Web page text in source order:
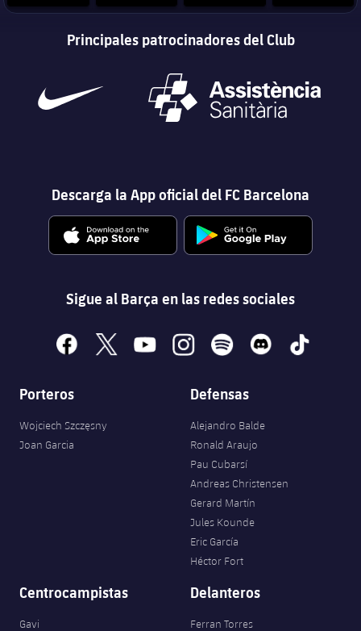
Principales patrocinadores del Club
Descarga la App oficial del FC Barcelona
Sigue al Barça en las redes sociales
facebook
x youtubeinstagramspotify discord tiktok
Porteros
Wojciech Szczęsny
Joan Garcia
Defensas
Alejandro Balde
Ronald Araujo
Pau Cubarsí
Andreas Christensen
Gerard Martín
Jules Kounde
Eric García
Héctor Fort
Centrocampistas
Gavi
Delanteros
Ferran Torres